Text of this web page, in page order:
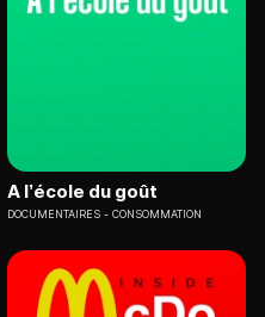
A l’école du goût
DOCUMENTAIRES CONSOMMATION